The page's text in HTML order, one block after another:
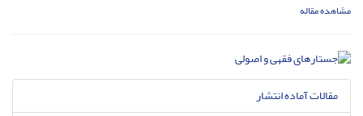
مشاهده مقاله
مقالات آماده انتشار